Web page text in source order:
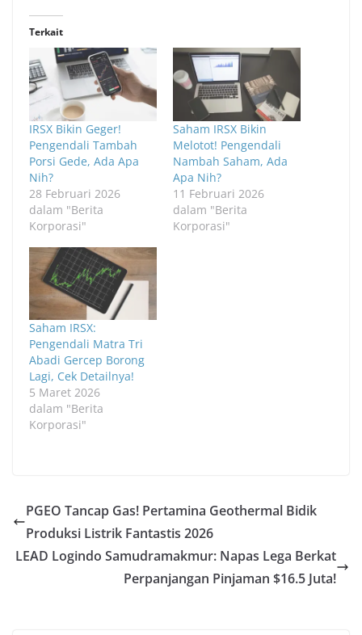
Terkait
IRSX Bikin Geger!
Pengendali Tambah
Porsi Gede, Ada Apa
Nih?
28 Februari 2026
dalam "Berita
Korporasi"
Saham IRSX Bikin
Melotot! Pengendali
Nambah Saham, Ada
Apa Nih?
11 Februari 2026
dalam "Berita
Korporasi"
Saham IRSX:
Pengendali Matra Tri
Abadi Gercep Borong
Lagi, Cek Detailnya!
5 Maret 2026
dalam "Berita
Korporasi"
PGEO Tancap Gas! Pertamina Geothermal Bidik
Produksi Listrik Fantastis 2026
LEAD Logindo Samudramakmur: Napas Lega Berkat
Perpanjangan Pinjaman $16.5 Juta!